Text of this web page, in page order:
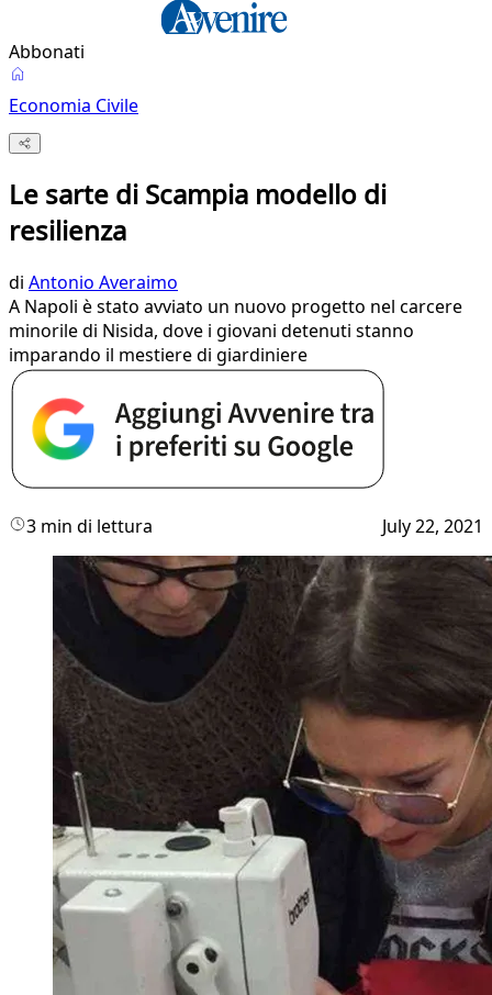
Abbonati
Economia Civile
Le sarte di Scampia modello di
resilienza
di Antonio Averaimo
A Napoli è stato avviato un nuovo progetto nel carcere
minorile di Nisida, dove i giovani detenuti stanno
imparando il mestiere di giardiniere
3 min di lettura July 22, 2021